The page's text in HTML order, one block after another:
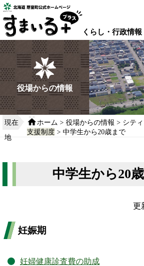
本
文
へ
移
動
る
くらし・行政情報
instagram
役場からの情報
現在
地
ホーム >役場からの情報 > シテ
支援制度 > 中学生から20歳まで
中学生から20
更
妊娠期
妊婦健康診査費の助成